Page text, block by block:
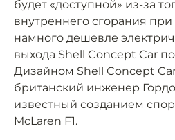
будет «доступной» из-за
внутреннего сгорания
намного дешевле
выхода Shell Concept Car
Дизайном Shell Concept
британский инженер
известный созданием
McLaren F1.